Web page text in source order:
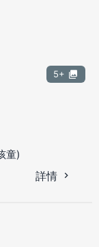
5+
童)
詳情